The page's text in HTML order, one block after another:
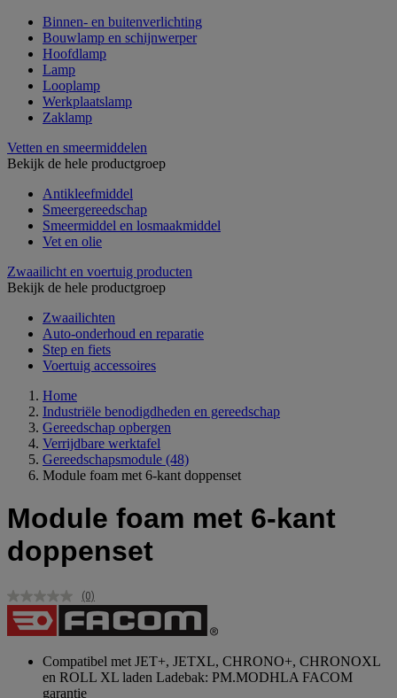
Binnen- en buitenverlichting
Bouwlamp en schijnwerper
Hoofdlamp
Lamp
Looplamp
Werkplaatslamp
Zaklamp
Vetten en smeermiddelen
Bekijk de hele productgroep
Antikleefmiddel
Smeergereedschap
Smeermiddel en losmaakmiddel
Vet en olie
Zwaailicht en voertuig producten
Bekijk de hele productgroep
Zwaailichten
Auto-onderhoud en reparatie
Step en fiets
Voertuig accessoires
Home
Industriële benodigdheden en gereedschap
Gereedschap opbergen
Verrijdbare werktafel
Gereedschapsmodule (48)
Module foam met 6-kant doppenset
Module foam met 6-kant
doppenset
Geen
scorewaarde.
Dezelfde
(0)
Compatibel met JET+, JETXL, CHRONO+, CHRONOXL
en ROLL XL laden Ladebak: PM.MODHLA FACOM
garantie